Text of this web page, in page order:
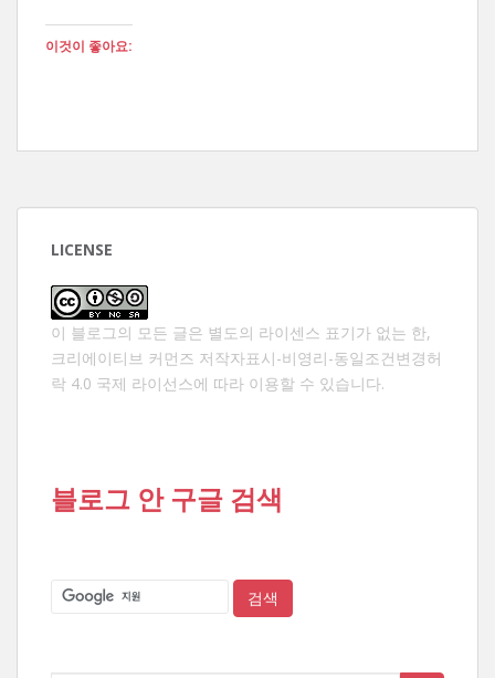
이것이 좋아요:
LICENSE
이 블로그의 모든 글은 별도의 라이센스 표기가 없는 한,
크리에이티브 커먼즈 저작자표시-비영리-동일조건변경허
락 4.0 국제 라이선스에 따라 이용할 수 있습니다.
블로그 안 구글 검색